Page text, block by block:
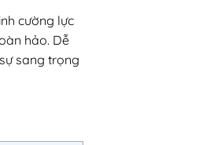
cường lực
hảo. Dễ
sang trọng